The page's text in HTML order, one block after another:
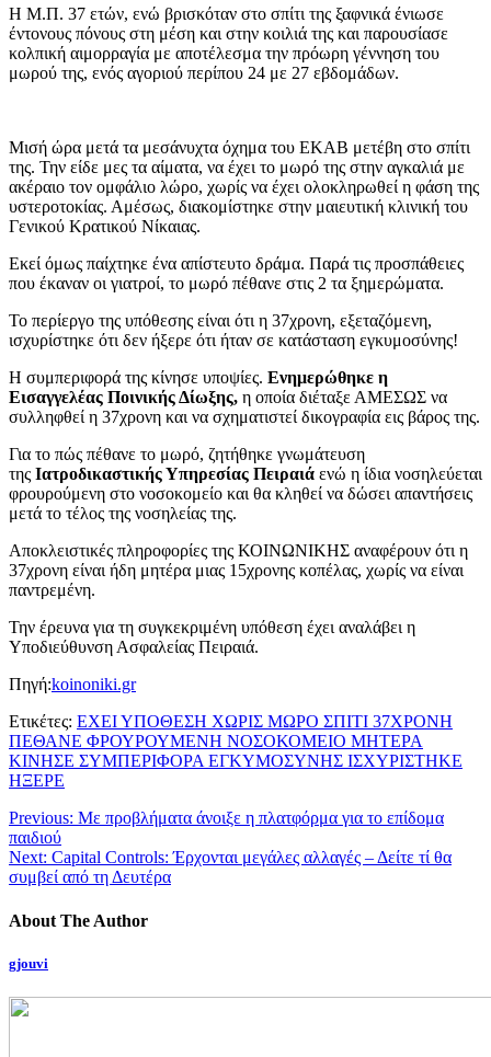
Η Μ.Π. 37 ετών, ενώ βρισκόταν στο σπίτι της ξαφνικά ένιωσε
έντονους πόνους στη μέση και στην κοιλιά της και παρουσίασε
κολπική αιμορραγία με αποτέλεσμα την πρόωρη γέννηση του
μωρού της, ενός αγοριού περίπου 24 με 27 εβδομάδων.
Μισή ώρα μετά τα μεσάνυχτα όχημα του ΕΚΑΒ μετέβη στο σπίτι
της. Την είδε μες τα αίματα, να έχει το μωρό της στην αγκαλιά με
ακέραιο τον ομφάλιο λώρο, χωρίς να έχει ολοκληρωθεί η φάση της
υστεροτοκίας. Αμέσως, διακομίστηκε στην μαιευτική κλινική του
Γενικού Κρατικού Νίκαιας.
Εκεί όμως παίχτηκε ένα απίστευτο δράμα. Παρά τις προσπάθειες
που έκαναν οι γιατροί, το μωρό πέθανε στις 2 τα ξημερώματα.
Το περίεργο της υπόθεσης είναι ότι η 37χρονη, εξεταζόμενη,
ισχυρίστηκε ότι δεν ήξερε ότι ήταν σε κατάσταση εγκυμοσύνης!
Η συμπεριφορά της κίνησε υποψίες. Ενημερώθηκε η
Εισαγγελέας Ποινικής Δίωξης, η οποία διέταξε ΑΜΕΣΩΣ να
συλληφθεί η 37χρονη και να σχηματιστεί δικογραφία εις βάρος της.
Για το πώς πέθανε το μωρό, ζητήθηκε γνωμάτευση
της Ιατροδικαστικής Υπηρεσίας Πειραιά ενώ η ίδια νοσηλεύεται
φρουρούμενη στο νοσοκομείο και θα κληθεί να δώσει απαντήσεις
μετά το τέλος της νοσηλείας της.
Αποκλειστικές πληροφορίες της ΚΟΙΝΩΝΙΚΗΣ αναφέρουν ότι η
37χρονη είναι ήδη μητέρα μιας 15χρονης κοπέλας, χωρίς να είναι
παντρεμένη.
Την έρευνα για τη συγκεκριμένη υπόθεση έχει αναλάβει η
Υποδιεύθυνση Ασφαλείας Πειραιά.
Πηγή:koinoniki.gr
Ετικέτες: ΕΧΕΙ ΥΠΟΘΕΣΗ ΧΩΡΙΣ ΜΩΡΟ ΣΠΙΤΙ 37ΧΡΟΝΗ
ΠΕΘΑΝΕ ΦΡΟΥΡΟΥΜΕΝΗ ΝΟΣΟΚΟΜΕΙΟ ΜΗΤΕΡΑ
ΚΙΝΗΣΕ ΣΥΜΠΕΡΙΦΟΡΑ ΕΓΚΥΜΟΣΥΝΗΣ ΙΣΧΥΡΙΣΤΗΚΕ
ΗΞΕΡΕ
Previous: Με προβλήματα άνοιξε η πλατφόρμα για το επίδομα
παιδιού
Next: Capital Controls: Έρχονται μεγάλες αλλαγές – Δείτε τί θα
συμβεί από τη Δευτέρα
About The Author
gjouvi